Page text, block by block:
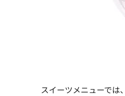
スイーツメニューでは